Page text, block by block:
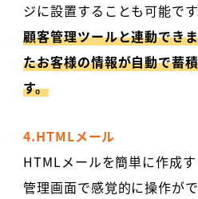
ジに設置することも可能です
顧客管理ツールと連動でき
たお客様の情報が自動で蓄
す。
4.HTMLメール
HTMLメールを簡単に作成す
管理画面で感覚的に操作が